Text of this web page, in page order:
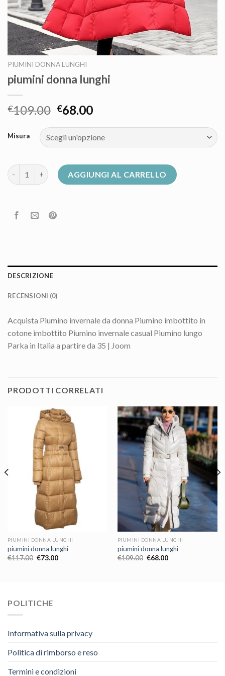
PIUMINI DONNA LUNGHI
piumini donna lunghi
€109.00 €68.00
Misura
piumini donna lunghi quantitàAGGIUNGI AL CARRELLO
DESCRIZIONE
RECENSIONI (0)
Acquista Piumino invernale da donna Piumino imbottito in
cotone imbottito Piumino invernale casual Piumino lungo
Parka in Italia a partire da 35 | Joom
PRODOTTI CORRELATI
PIUMINI DONNA LUNGHI
piumini donna lunghi
€117.00 €73.00
PIUMINI DONNA LUNGHI
piumini donna lunghi
€109.00 €68.00
POLITICHE
Informativa sulla privacy
Politica di rimborso e reso
Termini e condizioni